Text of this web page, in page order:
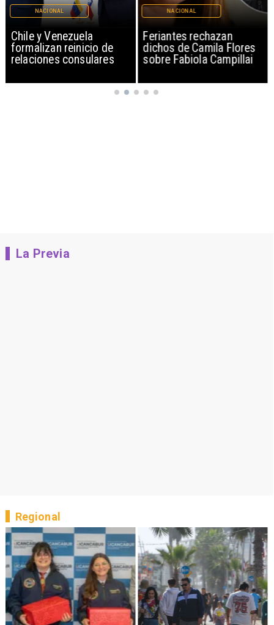
Chile y Venezuela
formalizan reinicio de
relaciones consulares
NACIONAL
Feriantes rechazan
dichos de Camila Flores
sobre Fabiola Campillai
NACIONAL
La Previa
Regional